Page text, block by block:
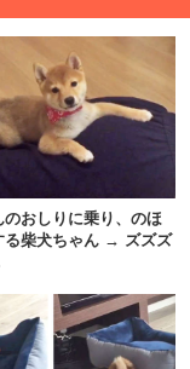
のおしりに乗り、のほ
る柴犬ちゃん → ズズズ